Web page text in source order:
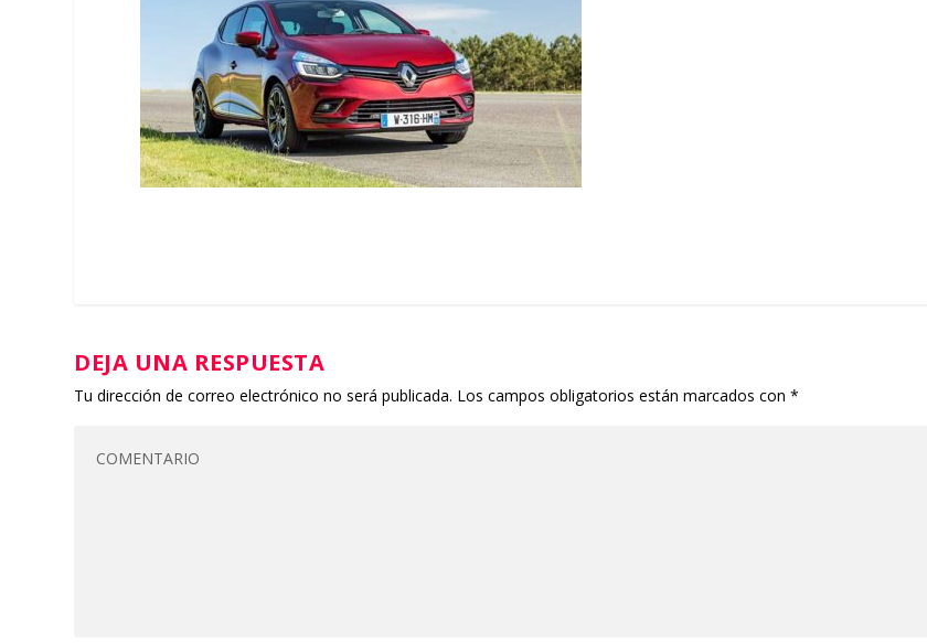
DEJA UNA RESPUESTA
Tu dirección de correo electrónico no será publicada. Los campos obligatorios están marcados con*